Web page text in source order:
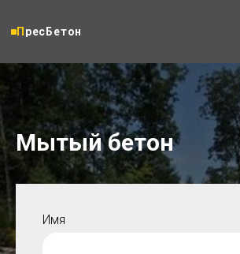
ПресБетон
Мытый бетон
Имя